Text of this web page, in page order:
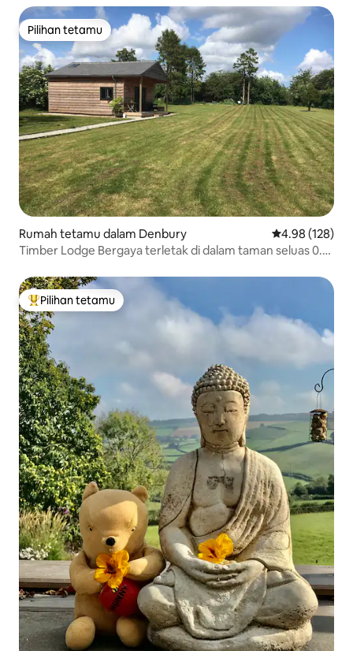
Pilihan tetamu
Pilihan tetamu
Rumah tetamu dalam Denbury Penarafan
4.98 (128)
Timber Lodge Bergaya terletak di dalam taman seluas 0.75
Pilihan utama tetamu
Pilihan tetamu